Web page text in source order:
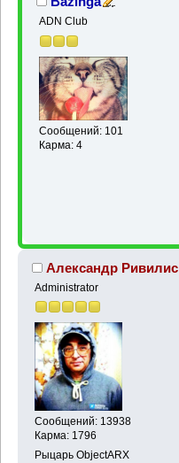
ADN Club
Сообщений: 101
Карма: 4
Александр Ривилис
Administrator
Сообщений: 13938
Карма: 1796
Рыцарь ObjectARX